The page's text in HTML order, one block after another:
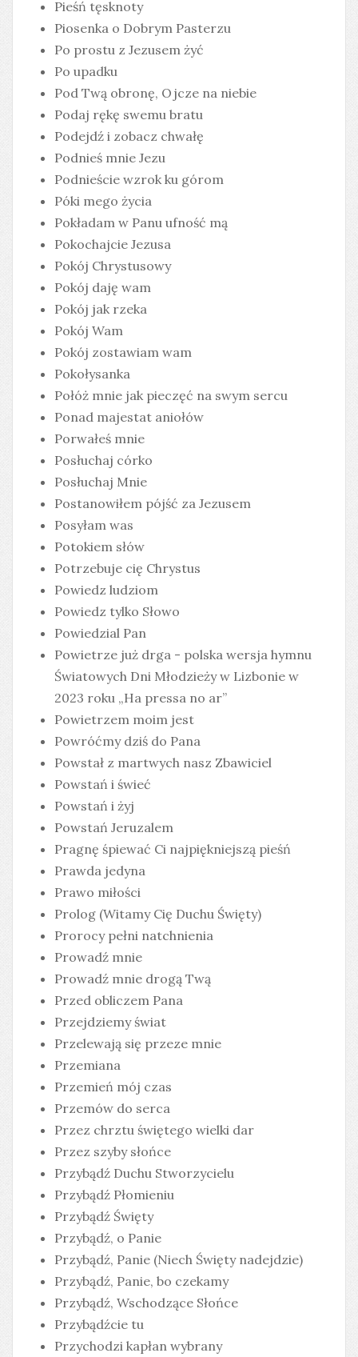
Pieśń tęsknoty
Piosenka o Dobrym Pasterzu
Po prostu z Jezusem żyć
Po upadku
Pod Twą obronę, Ojcze na niebie
Podaj rękę swemu bratu
Podejdź i zobacz chwałę
Podnieś mnie Jezu
Podnieście wzrok ku górom
Póki mego życia
Pokładam w Panu ufność mą
Pokochajcie Jezusa
Pokój Chrystusowy
Pokój daję wam
Pokój jak rzeka
Pokój Wam
Pokój zostawiam wam
Pokołysanka
Połóż mnie jak pieczęć na swym sercu
Ponad majestat aniołów
Porwałeś mnie
Posłuchaj córko
Posłuchaj Mnie
Postanowiłem pójść za Jezusem
Posyłam was
Potokiem słów
Potrzebuje cię Chrystus
Powiedz ludziom
Powiedz tylko Słowo
Powiedzial Pan
Powietrze już drga - polska wersja hymnu
Światowych Dni Młodzieży w Lizbonie w
2023 roku „Ha pressa no ar”
Powietrzem moim jest
Powróćmy dziś do Pana
Powstał z martwych nasz Zbawiciel
Powstań i świeć
Powstań i żyj
Powstań Jeruzalem
Pragnę śpiewać Ci najpiękniejszą pieśń
Prawda jedyna
Prawo miłości
Prolog (Witamy Cię Duchu Święty)
Prorocy pełni natchnienia
Prowadź mnie
Prowadź mnie drogą Twą
Przed obliczem Pana
Przejdziemy świat
Przelewają się przeze mnie
Przemiana
Przemień mój czas
Przemów do serca
Przez chrztu świętego wielki dar
Przez szyby słońce
Przybądź Duchu Stworzycielu
Przybądź Płomieniu
Przybądź Święty
Przybądź, o Panie
Przybądź, Panie (Niech Święty nadejdzie)
Przybądź, Panie, bo czekamy
Przybądź, Wschodzące Słońce
Przybądźcie tu
Przychodzi kapłan wybrany